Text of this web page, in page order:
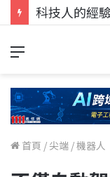
首頁 /尖端 /機器人